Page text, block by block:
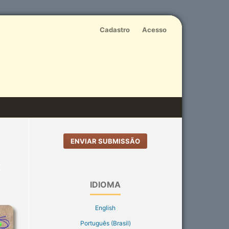
Cadastro Acesso
ENVIAR SUBMISSÃO
IDIOMA
English
Português (Brasil)